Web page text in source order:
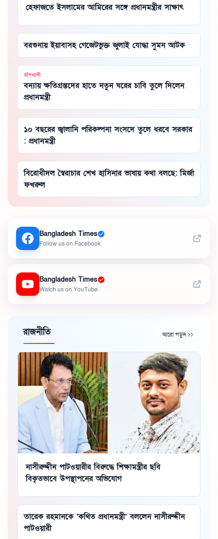
হেফাজতে ইসলামের আমিরের সঙ্গে প্রধানমন্ত্রীর সাক্ষাৎ
বরগুনায় ইয়াবাসহ গেজেটভুক্ত জুলাই যোদ্ধা সুমন আটক
বাঁশখালী
বন্যায় ক্ষতিগ্রস্তদের হাতে নতুন ঘরের চাবি তুলে দিলেন
প্রধানমন্ত্রী
১০ বছরের জ্বালানি পরিকল্পনা সংসদে তুলে ধরবে সরকার
: প্রধানমন্ত্রী
বিরোধীদল স্বৈরাচার শেখ হাসিনার ভাষায় কথা বলছে: মির্জা
ফখরুল
Bangladesh Times
Follow us on Facebook
Bangladesh Times
Watch us on YouTube
রাজনীতি আরো পড়ুন
নাসীরুদ্দীন পাটওয়ারীর বিরুদ্ধে শিক্ষামন্ত্রীর ছবি
বিকৃতভাবে উপস্থাপনের অভিযোগ
তারেক রহমানকে ‘কথিত প্রধানমন্ত্রী’ বললেন নাসীরুদ্দীন
পাটওয়ারী